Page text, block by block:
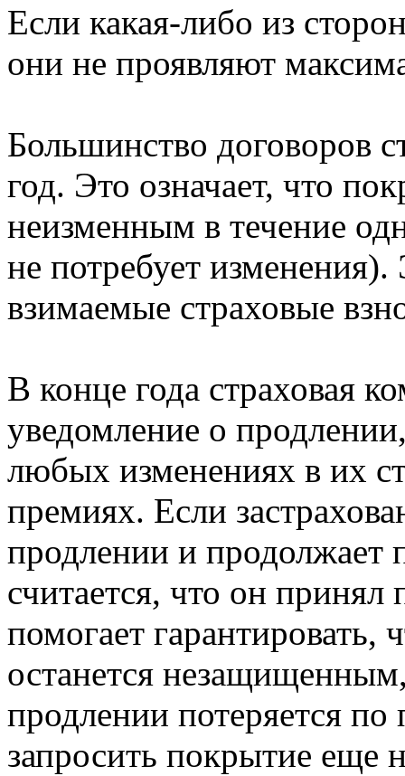
Если какая-либо из
они не проявляют
Большинство договоров
год. Это означает, что
неизменным в течение
не потребует изменения).
взимаемые страховые
В конце года страховая
уведомление о
любых изменениях в их
премиях. Если
продлении и
считается, что он
помогает гарантировать,
останется
продлении потеряется по
запросить покрытие еще